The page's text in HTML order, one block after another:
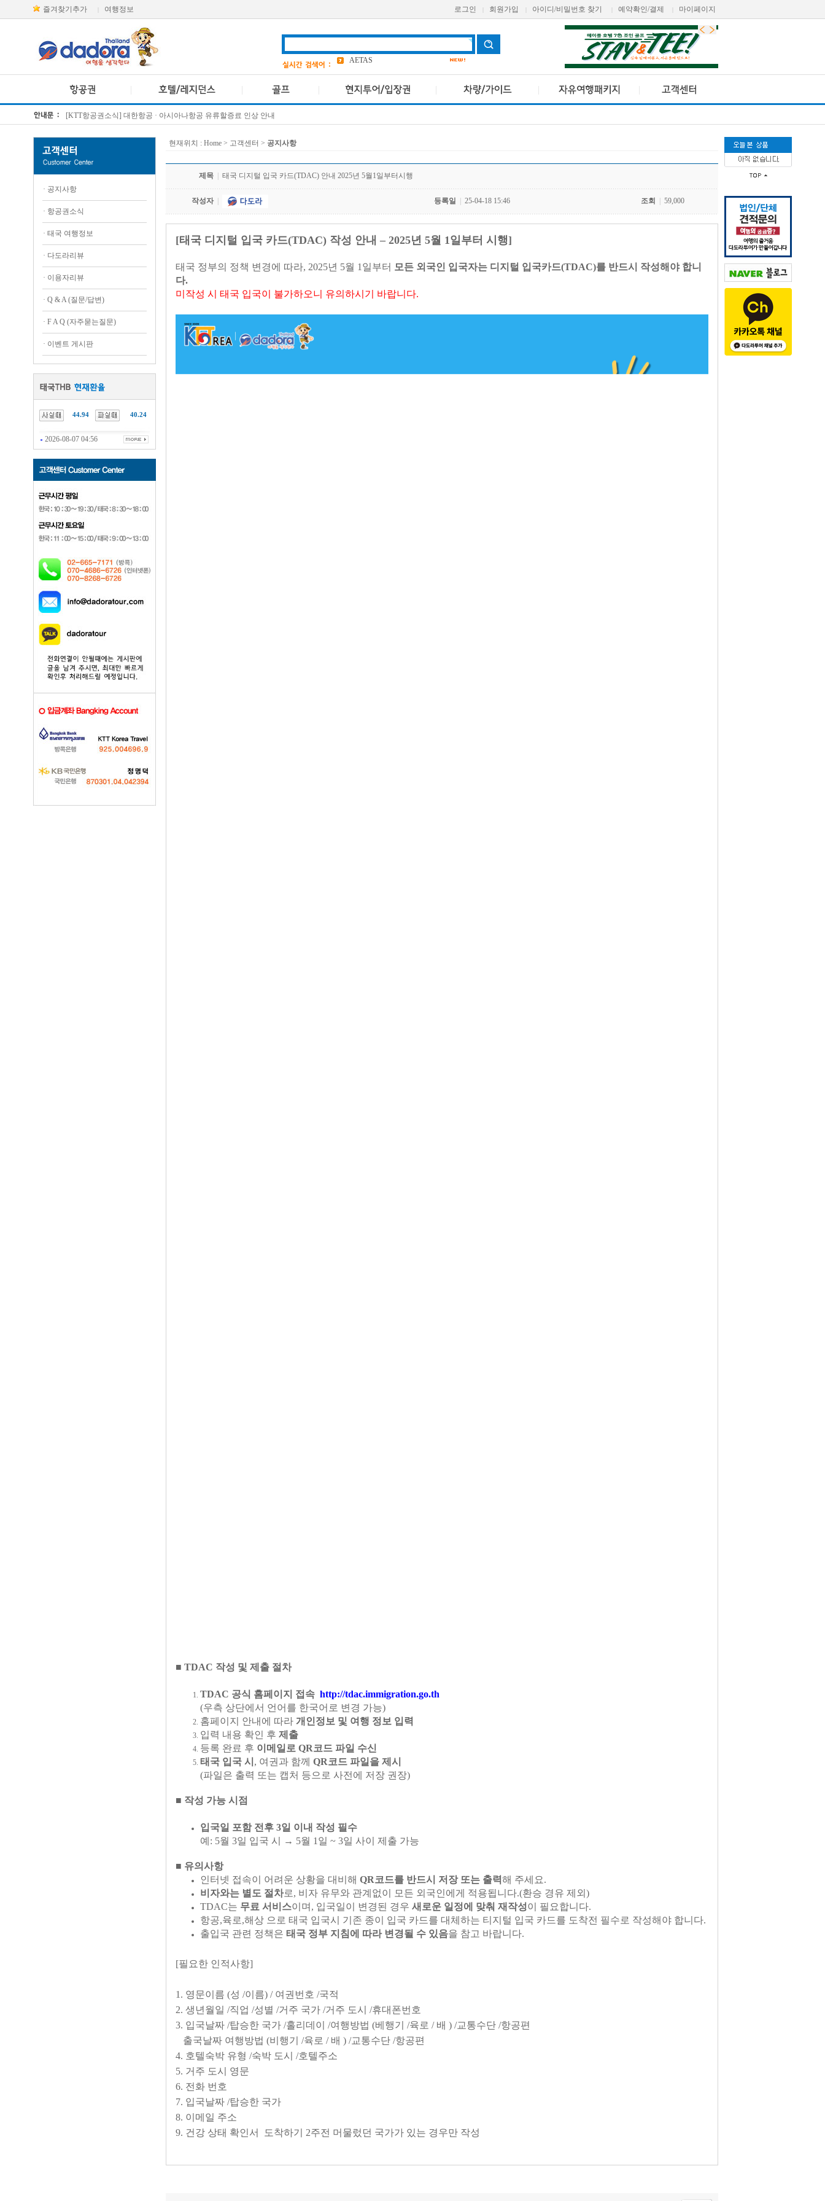
즐겨찾기추가 여행정보 로그인 회원가입 아이디/비밀번호 찾기 예약확인/결제 마이페이지
grand 2
bangkok
Pcr
[KTT항공권소식] 대한항공 · 아시아나항공 유류할증료 인상 안내
· 공지사항
· 항공권소식
· 태국 여행정보
· 다도라리뷰
· 이용자리뷰
· Q & A (질문/답변)
· F A Q (자주묻는질문)
· 이벤트 게시판
44.94 40.24
2026-08-07 04:56
현재위치 : Home > 고객센터 > 공지사항
제목 태국 디지털 입국 카드(TDAC) 안내 2025년 5월1일부터시행
작성자 등록일 25-04-18 15:46 조회 59,000
[태국 디지털 입국 카드(TDAC) 작성 안내 – 2025년 5월 1일부터 시행]
태국 정부의 정책 변경에 따라, 2025년 5월 1일부터 모든 외국인 입국자는 디지털 입국카드(TDAC)를 반드시 작성해야 합니
다.
미작성 시 태국 입국이 불가하오니 유의하시기 바랍니다.
■ TDAC 작성 및 제출 절차
TDAC 공식 홈페이지 접속 http://tdac.immigration.go.th
(우측 상단에서 언어를 한국어로 변경 가능)
홈페이지 안내에 따라 개인정보 및 여행 정보 입력
입력 내용 확인 후 제출
등록 완료 후 이메일로 QR코드 파일 수신
태국 입국 시 , 여권과 함께 QR코드 파일을 제시
(파일은 출력 또는 캡처 등으로 사전에 저장 권장)
■ 작성 가능 시점
입국일 포함 전후 3일 이내 작성 필수
예: 5월 3일 입국 시 → 5월 1일 ~ 3일 사이 제출 가능
■ 유의사항
인터넷 접속이 어려운 상황을 대비해 QR코드를 반드시 저장 또는 출력해 주세요.
비자와는 별도 절차로, 비자 유무와 관계없이 모든 외국인에게 적용됩니다.(환승 경유 제외)
TDAC는 무료 서비스이며, 입국일이 변경된 경우 새로운 일정에 맞춰 재작성이 필요합니다.
항공,육로,해상 으로 태국 입국시 기존 종이 입국 카드를 대체하는 티지털 입국 카드를 도착전 필수로 작성해야 합니다.
출입국 관련 정책은 태국 정부 지침에 따라 변경될 수 있음을 참고 바랍니다.
[필요한 인적사항]
1. 영문이름 (성 /이름) / 여권번호 /국적
2. 생년월일 /직업 /성별 /거주 국가 /거주 도시 /휴대폰번호
3. 입국날짜 /탑승한 국가 /홀리데이 /여행방법 (베행기 /육로 / 배 ) /교통수단 /항공편
출국날짜 여행방법 (비행기 /육로 / 배 ) /교통수단 /항공편
4. 호텔숙박 유형 /숙박 도시 /호텔주소
5. 거주 도시 영문
6. 전화 번호
7. 입국날짜 /탑승한 국가
8. 이메일 주소
9. 건강 상태 확인서 도착하기 2주전 머물렀던 국가가 있는 경우만 작성